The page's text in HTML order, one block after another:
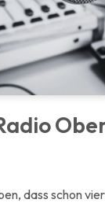
dass schon